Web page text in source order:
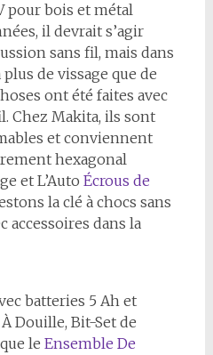
pour bois et métal
il devrait s’agir
sans fil, mais dans
de vissage que de
ont été faites avec
Chez Makita, ils sont
et conviennent
hexagonal
et L’Auto Écrous de
la clé à chocs sans
accessoires dans la
batteries 5 Ah et
Douille, Bit-Set de
le Ensemble De